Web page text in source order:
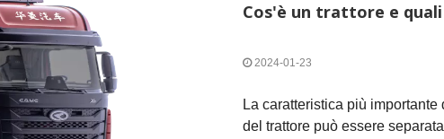
Cos'è un trattore e
2024-01-23
La caratteristica più
del trattore può essere